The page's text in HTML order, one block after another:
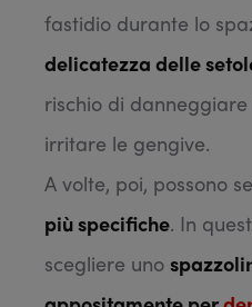
fastidio durante lo
delicatezza delle
rischio di
irritare le gengive.
A volte, poi, possono
più specifiche. In
scegliere uno